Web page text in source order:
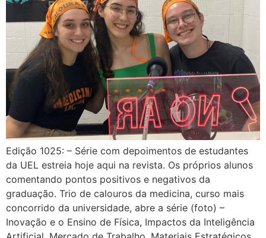
Edição 1025: – Série com depoimentos de estudantes
da UEL estreia hoje aqui na revista. Os próprios alunos
comentando pontos positivos e negativos da
graduação. Trio de calouros da medicina, curso mais
concorrido da universidade, abre a série (foto) –
Inovação e o Ensino de Física, Impactos da Inteligência